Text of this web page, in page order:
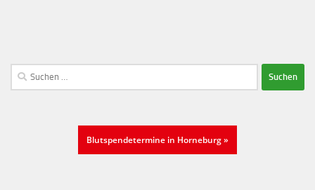
Suchen
nach:
Blutspendetermine in Horneburg »